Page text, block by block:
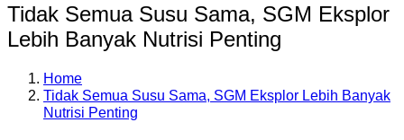
Tidak Semua Susu Sama, SGM Eksplor
Lebih Banyak Nutrisi Penting
Home
Tidak Semua Susu Sama, SGM Eksplor Lebih Banyak
Nutrisi Penting